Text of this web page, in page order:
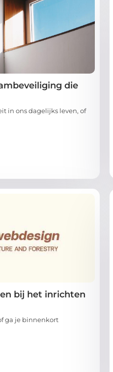
die
in ons dagelijks leven, of
bij het inrichten
ga je binnenkort